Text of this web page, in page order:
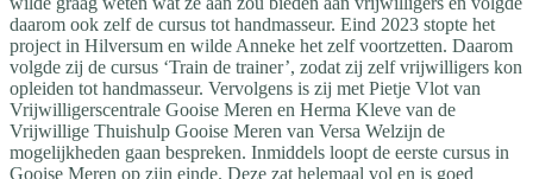
daarom ook zelf de cursus tot handmasseur. Eind 2023 stopte het
project in Hilversum en wilde Anneke het zelf voortzetten. Daarom
volgde zij de cursus ‘Train de trainer’, zodat zij zelf vrijwilligers kon
opleiden tot handmasseur. Vervolgens is zij met Pietje Vlot van
Vrijwilligerscentrale Gooise Meren en Herma Kleve van de
Vrijwillige Thuishulp Gooise Meren van Versa Welzijn de
mogelijkheden gaan bespreken. Inmiddels loopt de eerste cursus in
Gooise Meren op zijn einde. Deze zat helemaal vol en is goed